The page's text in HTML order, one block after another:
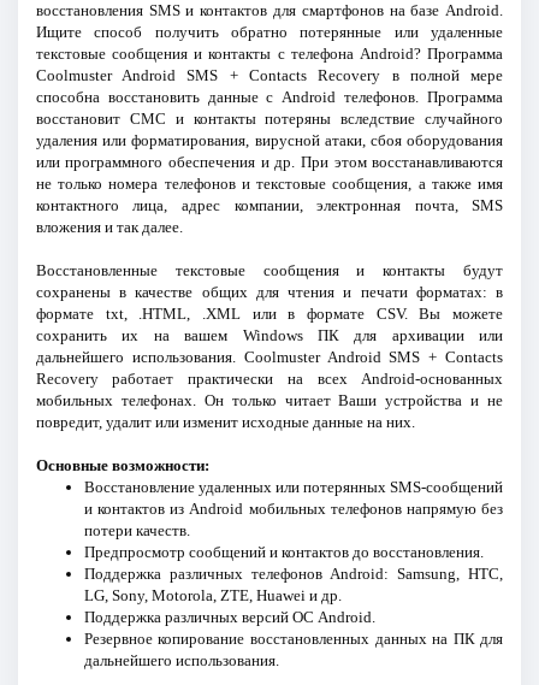
восстановления SMS и контактов для смартфонов на базе Android.
Ищите способ получить обратно потерянные или удаленные
текстовые сообщения и контакты с телефона Android? Программа
Coolmuster Android SMS + Contacts Recovery в полной мере
способна восстановить данные с Android телефонов. Программа
восстановит СМС и контакты потеряны вследствие случайного
удаления или форматирования, вирусной атаки, сбоя оборудования
или программного обеспечения и др. При этом восстанавливаются
не только номера телефонов и текстовые сообщения, а также имя
контактного лица, адрес компании, электронная почта, SMS
вложения и так далее.
Восстановленные текстовые сообщения и контакты будут
сохранены в качестве общих для чтения и печати форматах: в
формате txt, .HTML, .XML или в формате CSV. Вы можете
сохранить их на вашем Windows ПК для архивации или
дальнейшего использования. Coolmuster Android SMS + Contacts
Recovery работает практически на всех Android-основанных
мобильных телефонах. Он только читает Ваши устройства и не
повредит, удалит или изменит исходные данные на них.
Основные возможности:
Восстановление удаленных или потерянных SMS-сообщений
и контактов из Android мобильных телефонов напрямую без
потери качеств.
Предпросмотр сообщений и контактов до восстановления.
Поддержка различных телефонов Android: Samsung, HTC,
LG, Sony, Motorola, ZTE, Huawei и др.
Поддержка различных версий ОС Android.
Резервное копирование восстановленных данных на ПК для
дальнейшего использования.